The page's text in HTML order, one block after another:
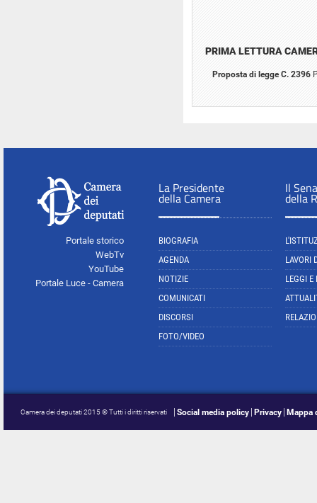
PRIMA LETTURA
Proposta di legge C. 2396
Portale storico
WebTv
YouTube
Portale Luce - Camera
La Presidente
della Camera
BIOGRAFIA
AGENDA
NOTIZIE
COMUNICATI
DISCORSI
FOTO/VIDEO
Il
della
LAVORI
LEGGI E
Camera dei deputati 2015 © Tutti i diritti riservati Social media policy Privacy Mappa